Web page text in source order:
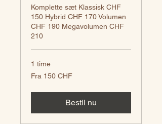
Komplette sæt Klassisk CHF
150 Hybrid CHF 170 Volumen
CHF 190 Megavolumen CHF
210
1 time
Fra
150
Fra 150 CHF
Bestil nu